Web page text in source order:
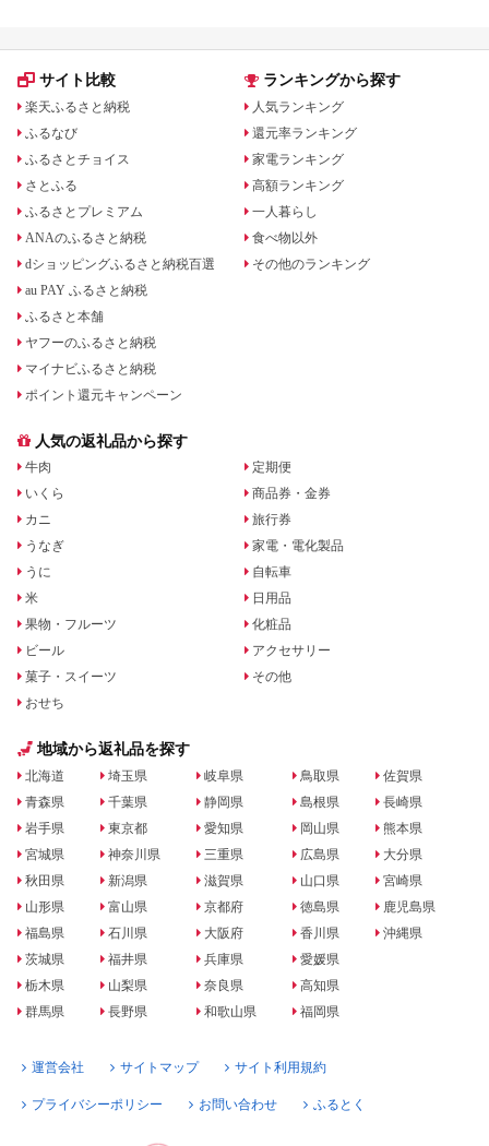
サイト比較
楽天ふるさと納税
ふるなび
ふるさとチョイス
さとふる
ふるさとプレミアム
ANAのふるさと納税
dショッピングふるさと納税百選
au PAY ふるさと納税
ふるさと本舗
ヤフーのふるさと納税
マイナビふるさと納税
ポイント還元キャンペーン
ランキングから探す
人気ランキング
還元率ランキング
家電ランキング
高額ランキング
一人暮らし
食べ物以外
その他のランキング
人気の返礼品から探す
牛肉
いくら
カニ
うなぎ
うに
米
果物・フルーツ
ビール
菓子・スイーツ
おせち
定期便
商品券・金券
旅行券
家電・電化製品
自転車
日用品
化粧品
アクセサリー
その他
地域から返礼品を探す
北海道
青森県
岩手県
宮城県
秋田県
山形県
福島県
茨城県
栃木県
群馬県
埼玉県
千葉県
東京都
神奈川県
新潟県
富山県
石川県
福井県
山梨県
長野県
岐阜県
静岡県
愛知県
三重県
滋賀県
京都府
大阪府
兵庫県
奈良県
和歌山県
鳥取県
島根県
岡山県
広島県
山口県
徳島県
香川県
愛媛県
高知県
福岡県
佐賀県
長崎県
熊本県
大分県
宮崎県
鹿児島県
沖縄県
運営会社 サイトマップ サイト利用規約
プライバシーポリシー お問い合わせ ふるとく